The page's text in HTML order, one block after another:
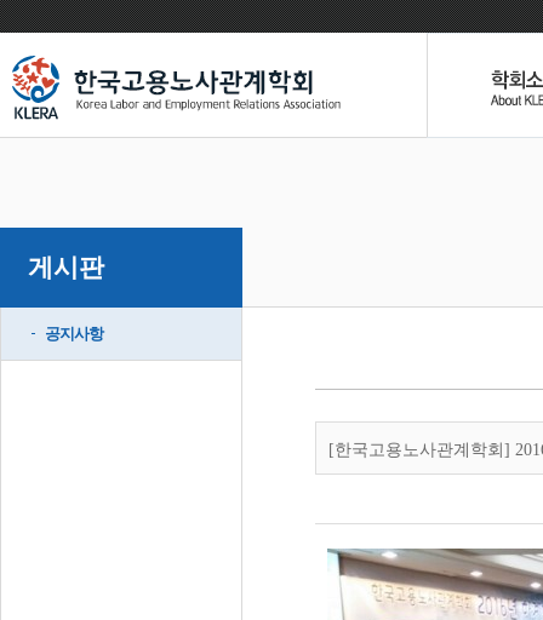
게시판
공지사항
[한국고용노사관계학회]